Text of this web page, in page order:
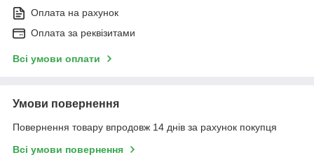
Оплата на рахунок
Оплата за реквізитами
Всі умови оплати
Умови повернення
Повернення товару впродовж 14 днів за рахунок покупця
Всі умови повернення